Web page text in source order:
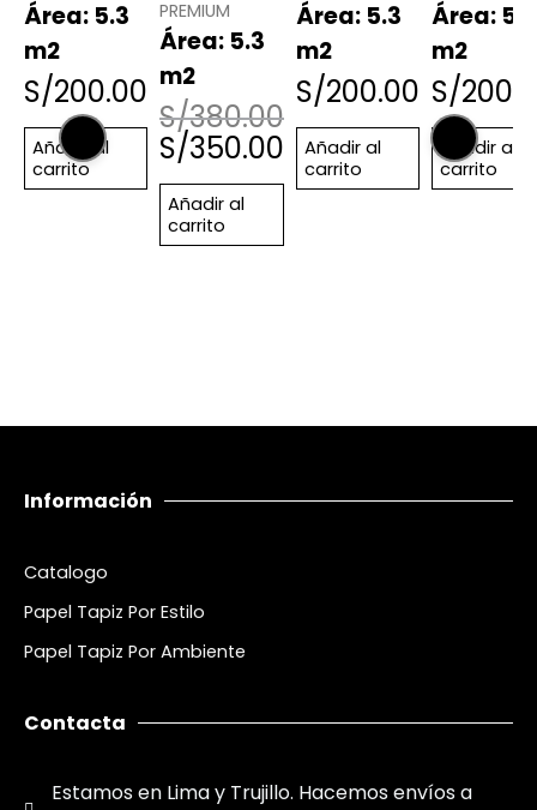
Área: 5.3
m2
S/200.00
Añadir al
carrito
PREMIUM
Área: 5.3
m2
S/380.00
S/350.00
Añadir al
carrito
Área: 5.3
m2
S/200.00
Añadir al
carrito
Área: 5.3
m2
S/
Añadir al
carrito
Información
Catalogo
Papel Tapiz Por Estilo
Papel Tapiz Por Ambiente
Contacta
Estamos en Lima y Trujillo. Hacemos envíos a